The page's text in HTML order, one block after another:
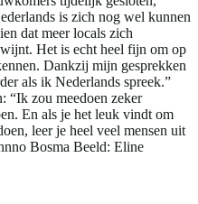
is zich nog wel kunnen
dat meer locals zich
Het is echt heel fijn om op
Dankzij mijn gesprekken
als ik Nederlands spreek.”
“Ik zou meedoen zeker
En als je het leuk vindt om
leer je heel veel mensen uit
Bosma Beeld: Eline